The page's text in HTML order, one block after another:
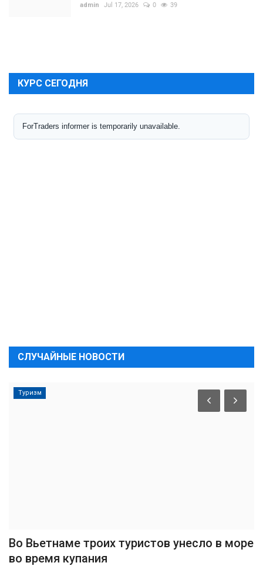
admin Jul 17, 2026 0 39
КУРС СЕГОДНЯ
СЛУЧАЙНЫЕ НОВОСТИ
Туризм
Во Вьетнаме троих туристов унесло в море
во время купания